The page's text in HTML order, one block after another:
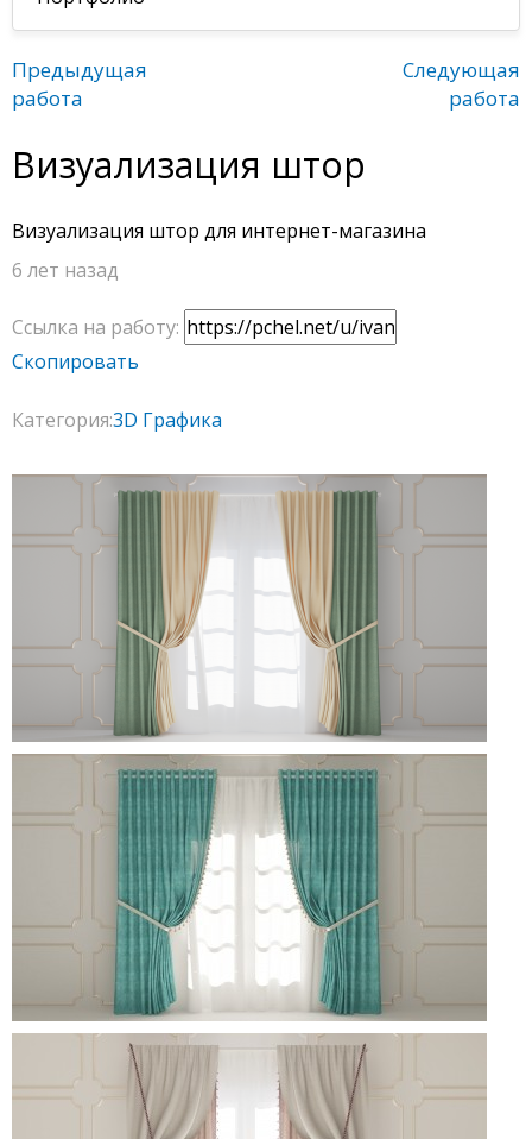
Предыдущая
работа
Следующая
работа
Визуализация штор
Визуализация штор для интернет-магазина
6 лет назад
Ссылка на работу:
Скопировать
Категория:3D Графика